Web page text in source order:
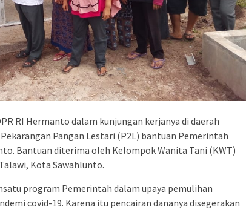
RI Hermanto dalam kunjungan kerjanya di daerah
Pangan Lestari (P2L) bantuan Pemerintah
Bantuan diterima oleh Kelompok Wanita Tani (KWT)
Kota Sawahlunto.
program Pemerintah dalam upaya pemulihan
covid-19. Karena itu pencairan dananya disegerakan